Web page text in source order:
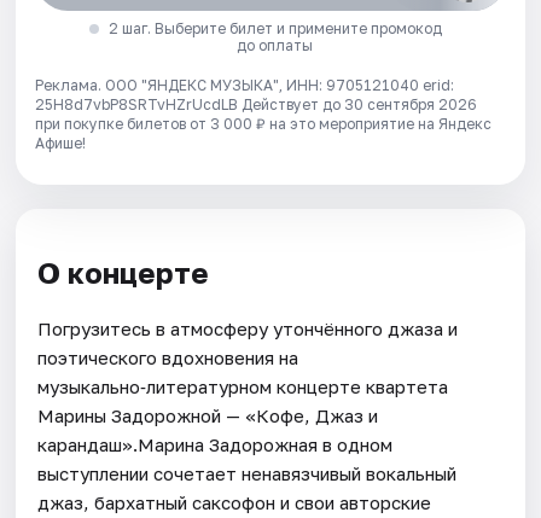
2 шаг. Выберите билет и примените промокод
до оплаты
Реклама. ООО "ЯНДЕКС МУЗЫКА", ИНН: 9705121040 erid:
25H8d7vbP8SRTvHZrUcdLB Действует до 30 сентября 2026
при покупке билетов от 3 000 ₽ на это мероприятие на Яндекс
Афише!
О концерте
Погрузитесь в атмосферу утончённого джаза и
поэтического вдохновения на
музыкально‑литературном концерте квартета
Марины Задорожной — «Кофе, Джаз и
карандаш».Марина Задорожная в одном
выступлении сочетает ненавязчивый вокальный
джаз, бархатный саксофон и свои авторские